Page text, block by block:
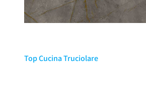
Top Cucina Truciolare